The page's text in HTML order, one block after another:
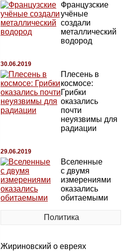
Французские
учёные
создали
металлический
водород
30.06.2019
Плесень в
космосе:
Грибки
оказались
почти
неуязвимы для
радиации
29.06.2019
Вселенные
с двумя
измерениями
оказались
обитаемыми
Политика
Жириновский о евреях